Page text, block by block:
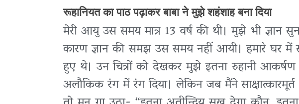
रूहानियत का पाठ पढ़ाकर बाबा ने मुझे शहंशाह बना दिया
मेरी आयु उस समय मात्र 13 वर्ष की थी। मुझे भी ज्ञान
कारण ज्ञान की समझ उस समय नहीं आयी। हमारे घर में
हुए थे। उन चित्रों को देखकर मुझे इतना रुहानी
अलौकिक रंग में रंग दिया। लेकिन जब मैंने